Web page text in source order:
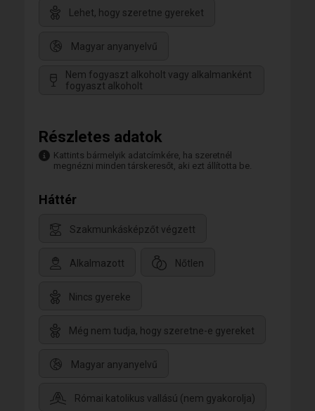
Lehet, hogy szeretne gyereket
Magyar anyanyelvű
Nem fogyaszt alkoholt vagy alkalmanként
fogyaszt alkoholt
Részletes adatok
Kattints bármelyik adatcímkére, ha szeretnél
megnézni minden társkeresőt, aki ezt állította be.
Háttér
Szakmunkásképzőt végzett
Alkalmazott Nőtlen
Nincs gyereke
Még nem tudja, hogy szeretne-e gyereket
Magyar anyanyelvű
Római katolikus vallású (nem gyakorolja)